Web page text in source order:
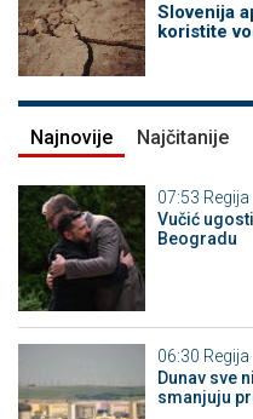
Slovenija
koristite
Najnovije Najčitanije
07:53 Regija
Vučić
Beogradu
06:30 Regija
Dunav sve
smanjuju